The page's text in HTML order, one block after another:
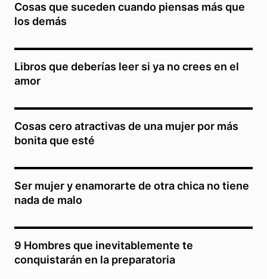
Cosas que suceden cuando piensas más que
los demás
Libros que deberías leer si ya no crees en el
amor
Cosas cero atractivas de una mujer por más
bonita que esté
Ser mujer y enamorarte de otra chica no tiene
nada de malo
9 Hombres que inevitablemente te
conquistarán en la preparatoria